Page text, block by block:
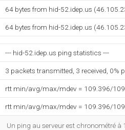
64 bytes from hid-52.idep.us
64 bytes from hid-52.idep.us
--- hid-52.idep.us ping statistics ---
3 packets transmitted, 3 received, 0%
rtt min/avg/max/mdev = 109.396/
rtt min/avg/max/mdev = 109.396/
Un ping au serveur est chronométré à